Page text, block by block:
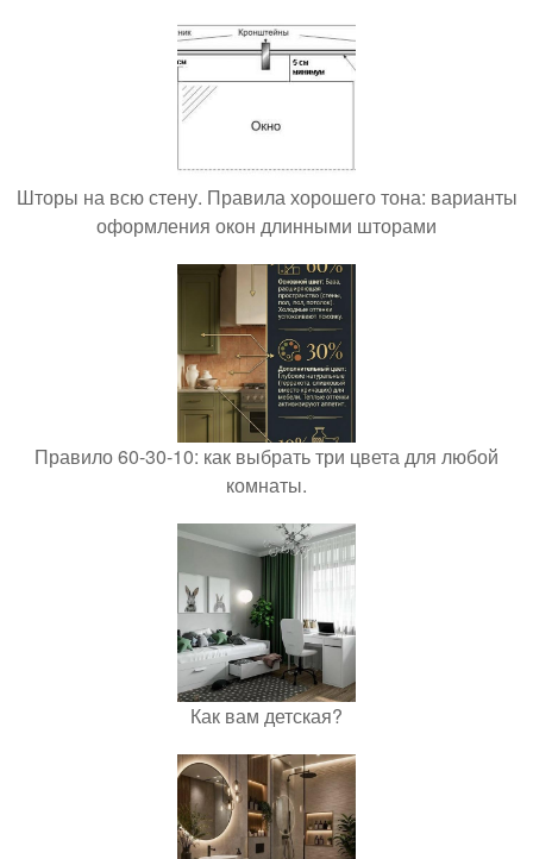
Шторы на всю стену. Правила хорошего тона: варианты
оформления окон длинными шторами
Правило 60-30-10: как выбрать три цвета для любой
комнаты.
Как вам детская?